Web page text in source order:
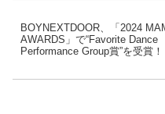
が
BOYNEXTDOOR、「2024
AWARDS」で“Favorite Dance
Performance Group賞”を受賞